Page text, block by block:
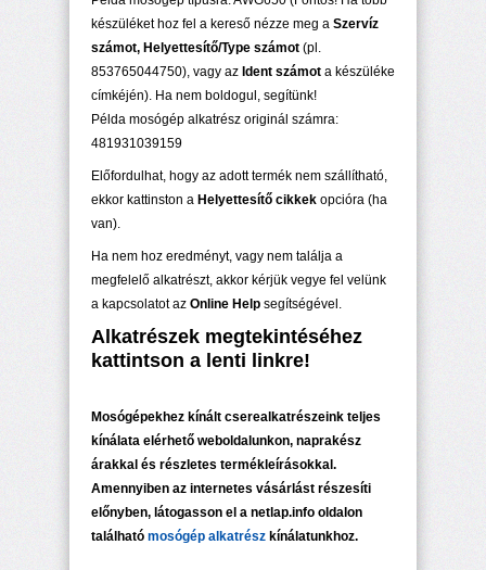
készüléket hoz fel a kereső nézze meg a Szervíz
számot, Helyettesítő/Type számot (pl.
853765044750), vagy az Ident számot a készüléke
címkéjén). Ha nem boldogul, segítünk!
Példa mosógép alkatrész originál számra:
481931039159
Előfordulhat, hogy az adott termék nem szállítható,
ekkor kattinston a Helyettesítő cikkek opcióra (ha
van).
Ha nem hoz eredményt, vagy nem találja a
megfelelő alkatrészt, akkor kérjük vegye fel velünk
a kapcsolatot az Online Help segítségével.
Alkatrészek megtekintéséhez
kattintson a lenti linkre!
Mosógépekhez kínált cserealkatrészeink teljes
kínálata elérhető weboldalunkon, naprakész
árakkal és részletes termékleírásokkal.
Amennyiben az internetes vásárlást részesíti
előnyben, látogasson el a netlap.info oldalon
található mosógép alkatrész kínálatunkhoz.